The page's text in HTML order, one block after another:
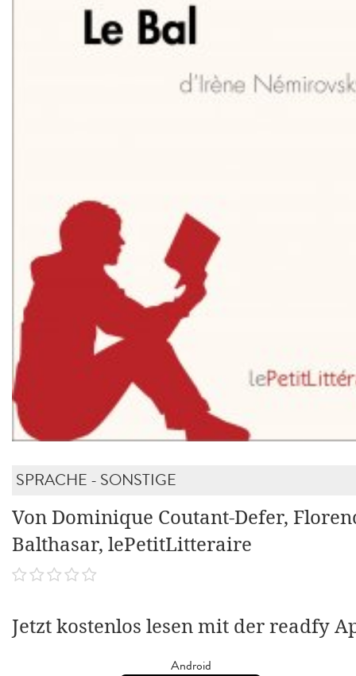
SPRACHE - SONSTIGE
Von Dominique Coutant-Defer,
Balthasar, lePetitLitteraire
Jetzt kostenlos lesen mit der readfy
Android